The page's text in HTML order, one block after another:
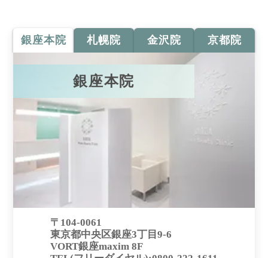
銀座本院 札幌院 金沢院 京都院
銀座本院
〒104-0061
東京都中央区銀座3丁目9-6
VORT銀座maxim 8F